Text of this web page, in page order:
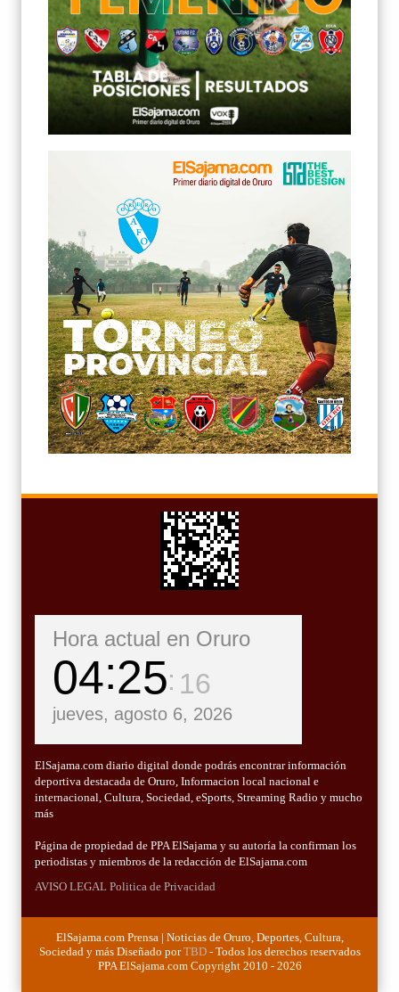
Hora actual en Oruro
04 25 18
jueves, agosto 6, 2026
ElSajama.com diario digital donde podrás encontrar información
deportiva destacada de Oruro, Informacion local nacional e
internacional, Cultura, Sociedad, eSports, Streaming Radio y mucho
más
Página de propiedad de PPA ElSajama y su autoría la confirman los
periodistas y miembros de la redacción de ElSajama.com
AVISO LEGAL Politica de Privacidad
ElSajama.com Prensa | Noticias de Oruro, Deportes, Cultura,
Sociedad y más Diseñado porTBD- Todos los derechos reservados
PPA ElSajama.com Copyright 2010 - 2026